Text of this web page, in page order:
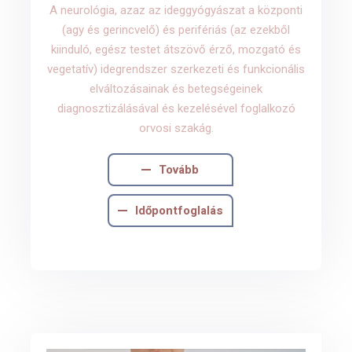
A neurológia, azaz az ideggyógyászat a központi
(agy és gerincvelő) és perifériás (az ezekből
kiinduló, egész testet átszövő érző, mozgató és
vegetatív) idegrendszer szerkezeti és funkcionális
elváltozásainak és betegségeinek
diagnosztizálásával és kezelésével foglalkozó
orvosi szakág.
Tovább
Időpontfoglalás